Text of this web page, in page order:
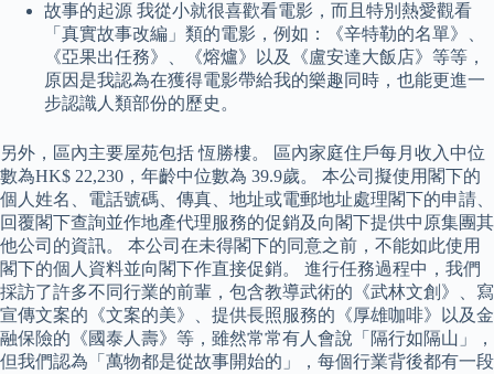
故事的起源 我從小就很喜歡看電影，而且特別熱愛觀看
「真實故事改編」類的電影，例如：《辛特勒的名單》、
《亞果出任務》、《熔爐》以及《盧安達大飯店》等等，
原因是我認為在獲得電影帶給我的樂趣同時，也能更進一
步認識人類部份的歷史。
另外，區內主要屋苑包括 恆勝樓。 區內家庭住戶每月收入中位
數為HK$ 22,230，年齡中位數為 39.9歲。 本公司擬使用閣下的
個人姓名、電話號碼、傳真、地址或電郵地址處理閣下的申請、
回覆閣下查詢並作地產代理服務的促銷及向閣下提供中原集團其
他公司的資訊。 本公司在未得閣下的同意之前，不能如此使用
閣下的個人資料並向閣下作直接促銷。 進行任務過程中，我們
採訪了許多不同行業的前輩，包含教導武術的《武林文創》、寫
宣傳文案的《文案的美》、提供長照服務的《厚雄咖啡》以及金
融保險的《國泰人壽》等，雖然常常有人會說「隔行如隔山」，
但我們認為「萬物都是從故事開始的」，每個行業背後都有一段